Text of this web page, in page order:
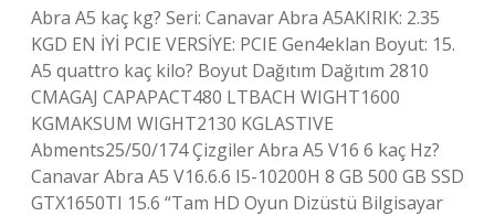
Abra A5 kaç kg? Seri: Canavar Abra A5AKIRIK: 2.35
KGD EN İYİ PCIE VERSİYE: PCIE Gen4eklan Boyut: 15.
A5 quattro kaç kilo? Boyut Dağıtım Dağıtım 2810
CMAGAJ CAPAPACT480 LTBACH WIGHT1600
KGMAKSUM WIGHT2130 KGLASTIVE
Abments25/50/174 Çizgiler Abra A5 V16 6 kaç Hz?
Canavar Abra A5 V16.6.6 I5-10200H 8 GB 500 GB SSD
GTX1650TI 15.6 “Tam HD Oyun Dizüstü Bilgisayar